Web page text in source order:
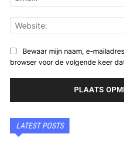
Bewaar mijn naam, e-
browser voor de volgende keer
LATEST POSTS